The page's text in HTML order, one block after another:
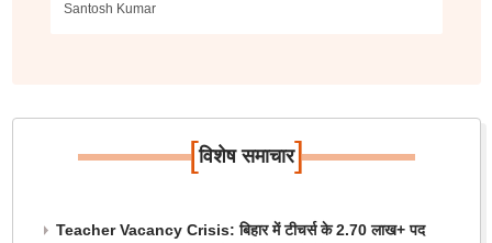
Santosh Kumar
[विशेष समाचार]
Teacher Vacancy Crisis: बिहार में टीचर्स के 2.70 लाख+ पद